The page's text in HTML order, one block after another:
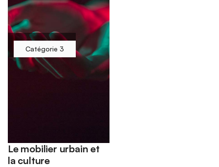
Catégorie 3
Le mobilier urbain et
la culture